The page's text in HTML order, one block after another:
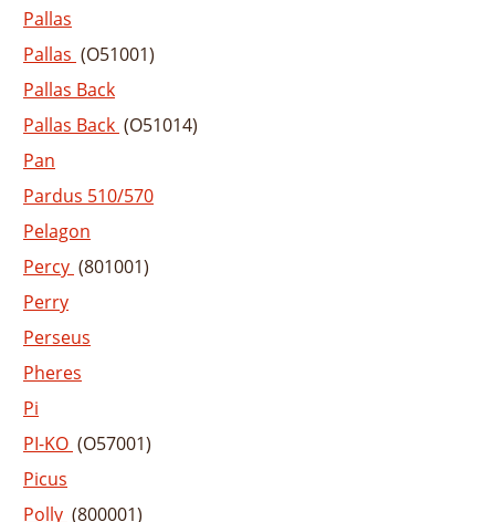
Pallas
Pallas (O51001)
Pallas Back
Pallas Back (O51014)
Pan
Pardus 510/570
Pelagon
Percy (801001)
Perry
Perseus
Pheres
Pi
PI-KO (O57001)
Picus
Polly (800001)